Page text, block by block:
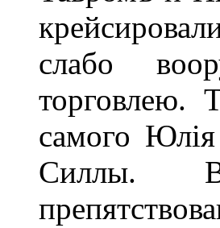
слабо
торговлею.
самого
Силлы.